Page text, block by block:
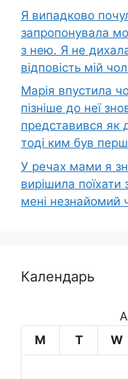
Я випадково
запропонувала
з нею. Я не
відповість мій
Марія впустила
пізніше до неї
представився як
тоді ким був
У речах мами я
вирішила
мені незнайомий
Календарь
M
T W